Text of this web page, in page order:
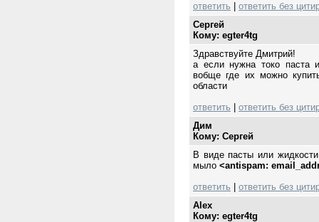
ответить
ответить без
Сергей
Кому: egter4tg
Здравствуйте Дмитрий!
а если нужна токо паста
вобще где их можно
области
ответить
ответить без
Дим
Кому: Сергей
В виде пасты или
мыло <antispam:
ответить
ответить без
Alex
Кому: egter4tg